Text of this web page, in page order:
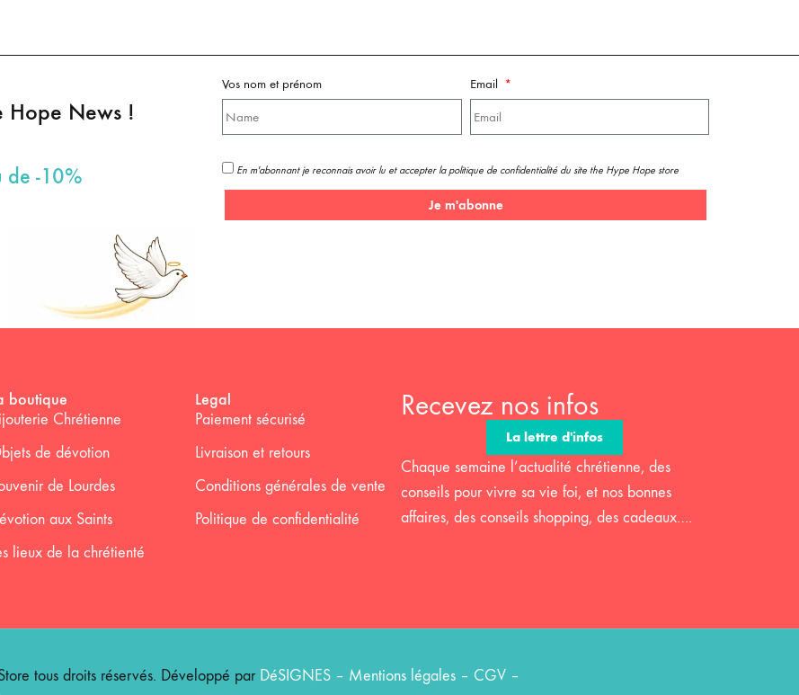
Hope News !
de -10%
Vos nom et prénom Email
En m'abonnant je reconnais avoir lu et accepter la politique de confidentialité du site the Hype Hope store
Je m'abonne
boutique
Chrétienne
de dévotion
de Lourdes
aux Saints
lieux de la chrétienté
Legal
Paiement sécurisé
Livraison et retours
Conditions générales de vente
Politique de confidentialité
Recevez nos infos
La lettre d'infos
Chaque semaine l’actualité chrétienne, des
conseils pour vivre sa vie foi, et nos bonnes
affaires, des conseils shopping, des cadeaux….
tous droits réservés. Développé par DéSIGNES– Mentions légales– CGV–